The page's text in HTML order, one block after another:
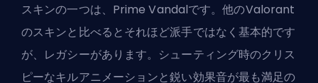
スキンの一つは、Prime Vandalです。他のValorant
のスキンと比べるとそれほど派手ではなく基本的です
が、レガシーがあります。シューティング時のクリス
ピーなキルアニメーションと鋭い効果音が最も満足の